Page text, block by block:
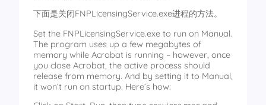
下面是关闭FNPLicensingService.exe进程的方法。
Set the FNPLicensingService.exe to run on Manual.
The program uses up a few megabytes of
memory while Acrobat is running – however, once
you close Acrobat, the active process should
release from memory. And by setting it to Manual,
it won’t run on startup. Here’s how: